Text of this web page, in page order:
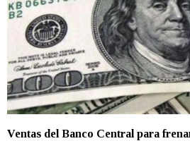
Ventas del Banco Central para